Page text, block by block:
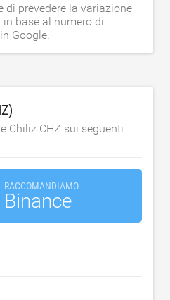
di prevedere la variazione
in base al numero di
Google.
Chiliz CHZ sui seguenti
RACCOMANDIAMO
Binance